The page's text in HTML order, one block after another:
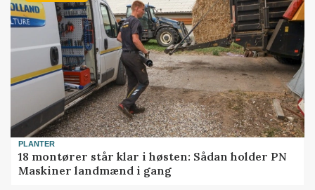
PLANTER
18 montører står klar i høsten: Sådan holder PN
Maskiner landmænd i gang